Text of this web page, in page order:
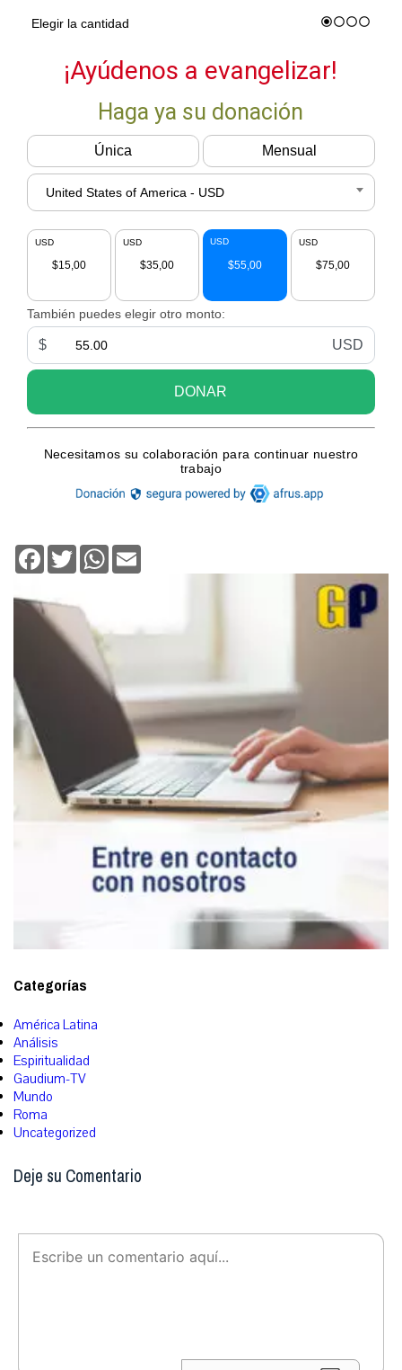
Facebook
TwitterWhatsApp
Categorías
América Latina
Análisis
Espiritualidad
Gaudium-TV
Mundo
Roma
Uncategorized
Deje su Comentario